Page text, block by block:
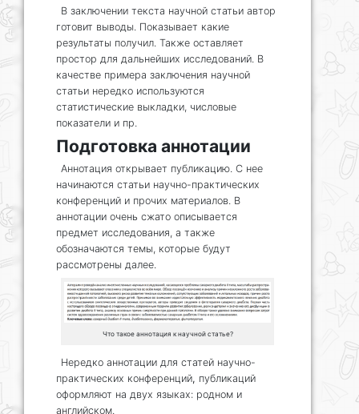
В заключении текста научной статьи автор
готовит выводы. Показывает какие
результаты получил. Также оставляет
простор для дальнейших исследований. В
качестве примера заключения научной
статьи нередко используются
статистические выкладки, числовые
показатели и пр.
Подготовка аннотации
Аннотация открывает публикацию. С нее
начинаются статьи научно-практических
конференций и прочих материалов. В
аннотации очень сжато описывается
предмет исследования, а также
обозначаются темы, которые будут
рассмотрены далее.
Что такое аннотация к научной статье?
Нередко аннотации для статей научно-
практических конференций, публикаций
оформляют на двух языках: родном и
английском.